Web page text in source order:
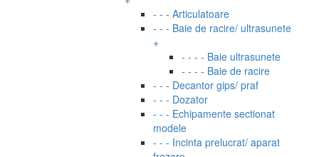
- - - Articulatoare
- - - Baie de racire/ ultrasunete
+
- - - - Baie ultrasunete
- - - - Baie de racire
- - - Decantor gips/ praf
- - - Dozator
- - - Echipamente sectionat
modele
- - - Incinta prelucrat/ aparat